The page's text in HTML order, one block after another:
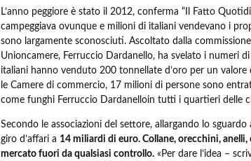
L’anno peggiore è stato il 2012, conferma “Il Fatto
campeggiava ovunque e milioni di italiani vendevano i
sono largamente sconosciuti. Ascoltato dalla
Unioncamere, Ferruccio Dardanello, ha svelato i numeri
italiani hanno venduto 200 tonnellate d’oro per un
le Camere di commercio, 17 milioni di persone sono
come funghi Ferruccio Dardanelloin tutti i quartieri delle
Secondo le associazioni del settore, allargando lo
giro d’affari a 14 miliardi di euro. Collane, orecchini,
mercato fuori da qualsiasi controllo. «Per dare l’idea –